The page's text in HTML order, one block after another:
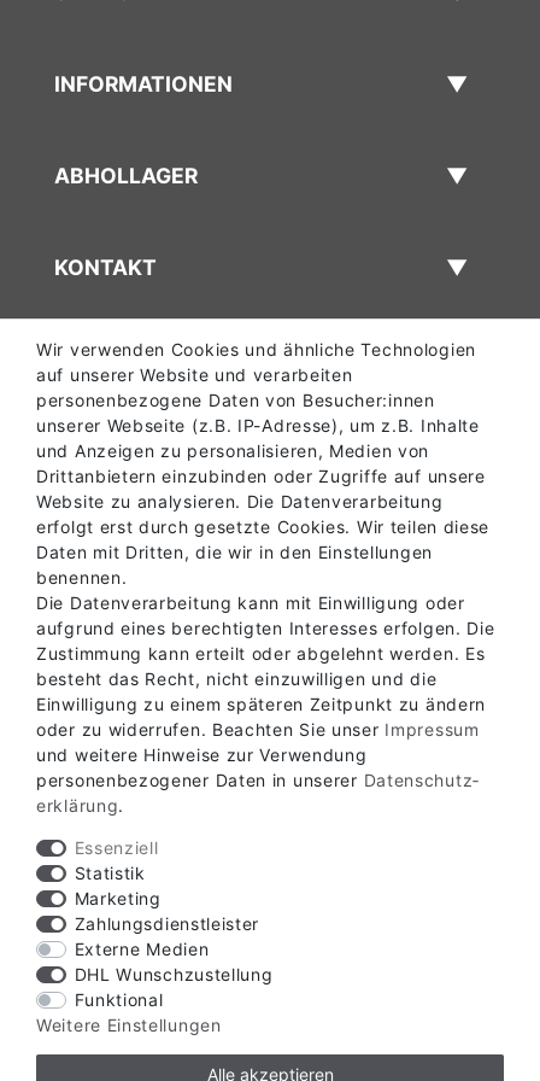
INFORMATIONEN
ABHOLLAGER
KONTAKT
Verfügbare Zahlungsarten
Verfügbare Versandarten
Wir verwenden Cookies und ähnliche Technologien
auf unserer Website und verarbeiten
personenbezogene Daten von Besucher:innen
unserer Webseite (z.B. IP-Adresse), um z.B. Inhalte
und Anzeigen zu personalisieren, Medien von
Drittanbietern einzubinden oder Zugriffe auf unsere
Website zu analysieren. Die Datenverarbeitung
erfolgt erst durch gesetzte Cookies. Wir teilen diese
Daten mit Dritten, die wir in den Einstellungen
benennen.
Die Datenverarbeitung kann mit Einwilligung oder
aufgrund eines berechtigten Interesses erfolgen. Die
Zustimmung kann erteilt oder abgelehnt werden. Es
besteht das Recht, nicht einzuwilligen und die
Einwilligung zu einem späteren Zeitpunkt zu ändern
oder zu widerrufen. Beachten Sie unser Impressum
und weitere Hinweise zur Verwendung
personenbezogener Daten in unserer Daten­schutz­
erklärung.
Essenziell
Statistik
Marketing
Zahlungsdienstleister
Externe Medien
DHL Wunschzustellung
Funktional
Weitere Einstellungen
Alle akzeptieren